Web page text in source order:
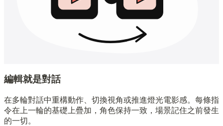
編輯就是對話
在多輪對話中重構動作、切換視角或推進燈光電影感。每條指
令在上一輪的基礎上疊加，角色保持一致，場景記住之前發生
的一切。